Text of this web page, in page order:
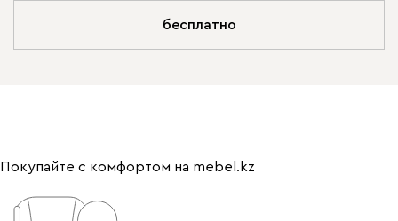
бесплатно
Покупайте с комфортом на mebel.kz